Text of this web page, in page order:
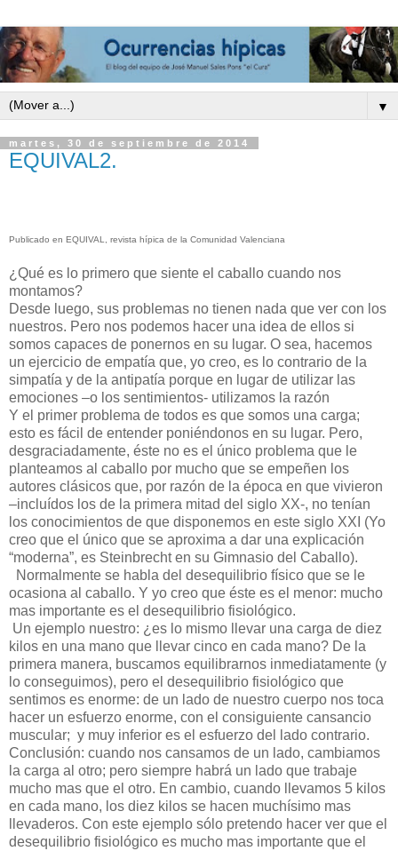
▼
martes, 30 de septiembre de 2014
EQUIVAL2.
Publicado en EQUIVAL, revista hípica de la Comunidad Valenciana
¿Qué es lo primero que siente el caballo cuando nos
montamos?
Desde luego, sus problemas no tienen nada que ver con los
nuestros. Pero nos podemos hacer una idea de ellos si
somos capaces de ponernos en su lugar. O sea, hacemos
un ejercicio de empatía que, yo creo, es lo contrario de la
simpatía y de la antipatía porque en lugar de utilizar las
emociones –o los sentimientos- utilizamos la razón
Y el primer problema de todos es que somos una carga;
esto es fácil de entender poniéndonos en su lugar. Pero,
desgraciadamente, éste no es el único problema que le
planteamos al caballo por mucho que se empeñen los
autores clásicos que, por razón de la época en que vivieron
–incluídos los de la primera mitad del siglo XX-, no tenían
los conocimientos de que disponemos en este siglo XXI (Yo
creo que el único que se aproxima a dar una explicación
“moderna”, es Steinbrecht en su Gimnasio del Caballo).
Normalmente se habla del desequilibrio físico que se le
ocasiona al caballo. Y yo creo que éste es el menor: mucho
mas importante es el desequilibrio fisiológico.
Un ejemplo nuestro: ¿es lo mismo llevar una carga de diez
kilos en una mano que llevar cinco en cada mano? De la
primera manera, buscamos equilibrarnos inmediatamente (y
lo conseguimos), pero el desequilibrio fisiológico que
sentimos es enorme: de un lado de nuestro cuerpo nos toca
hacer un esfuerzo enorme, con el consiguiente cansancio
muscular; y muy inferior es el esfuerzo del lado contrario.
Conclusión: cuando nos cansamos de un lado, cambiamos
la carga al otro; pero siempre habrá un lado que trabaje
mucho mas que el otro. En cambio, cuando llevamos 5 kilos
en cada mano, los diez kilos se hacen muchísimo mas
llevaderos. Con este ejemplo sólo pretendo hacer ver que el
desequilibrio fisiológico es mucho mas importante que el